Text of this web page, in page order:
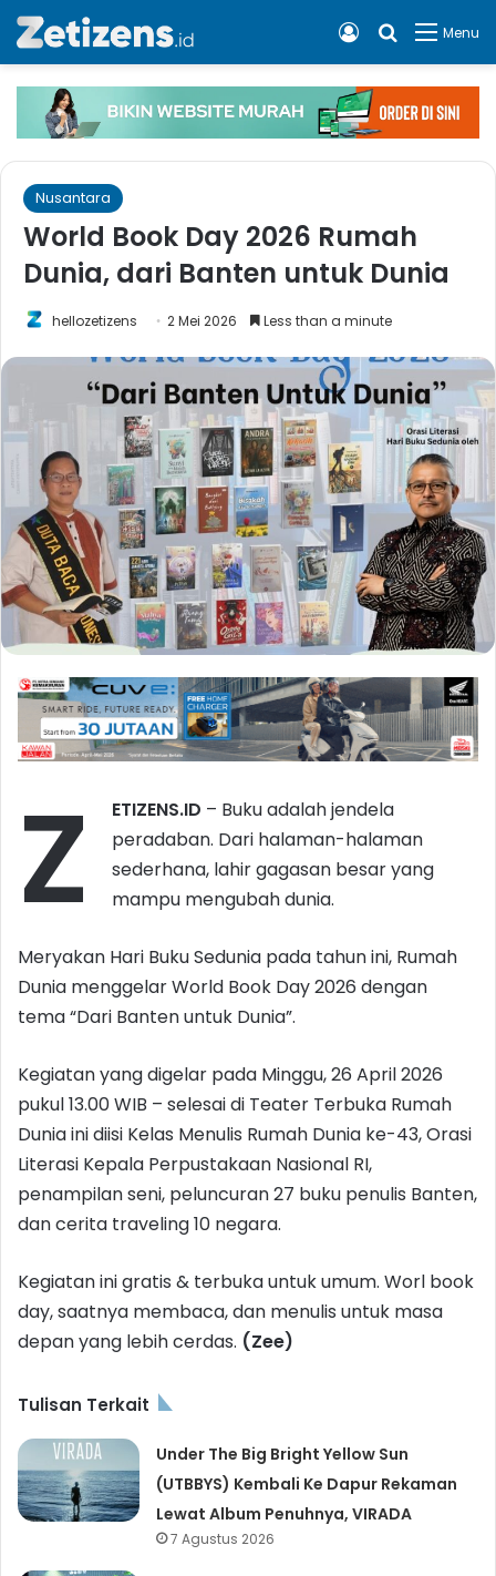
Menu
Cari apa,
Log In
Nusantara
World Book Day 2026 Rumah
Dunia, dari Banten untuk Dunia
hellozetizens 2 Mei 2026 Less than a minute
Z ETIZENS.ID – Buku adalah jendela
peradaban. Dari halaman-halaman
sederhana, lahir gagasan besar yang
mampu mengubah dunia.
Meryakan Hari Buku Sedunia pada tahun ini, Rumah
Dunia menggelar World Book Day 2026 dengan
tema “Dari Banten untuk Dunia”.
Kegiatan yang digelar pada Minggu, 26 April 2026
pukul 13.00 WIB – selesai di Teater Terbuka Rumah
Dunia ini diisi Kelas Menulis Rumah Dunia ke-43, Orasi
Literasi Kepala Perpustakaan Nasional RI,
penampilan seni, peluncuran 27 buku penulis Banten,
dan cerita traveling 10 negara.
Kegiatan ini gratis & terbuka untuk umum. Worl book
day, saatnya membaca, dan menulis untuk masa
depan yang lebih cerdas. (Zee)
Tulisan Terkait
Under The Big Bright Yellow Sun
(UTBBYS) Kembali Ke Dapur Rekaman
Lewat Album Penuhnya, VIRADA
7 Agustus 2026